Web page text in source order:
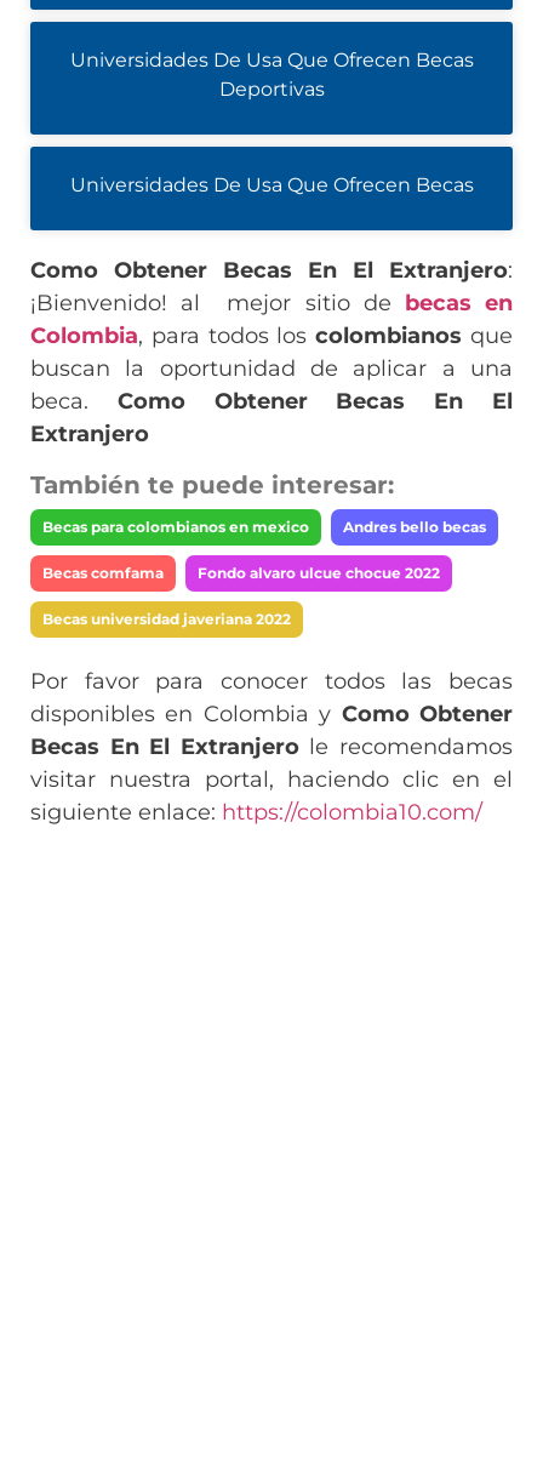
Universidades De Usa Que Ofrecen Becas
Deportivas
Universidades De Usa Que Ofrecen Becas
Como Obtener Becas En El Extranjero:
¡Bienvenido! al mejor sitio de becas en
Colombia, para todos loscolombianos que
buscan la oportunidad de aplicar a una
beca. Como Obtener Becas En El
Extranjero
También te puede interesar:
Becas para colombianos en mexico Andres bello becas
Becas comfama Fondo alvaro ulcue chocue 2022
Becas universidad javeriana 2022
Por favor para conocer todos las becas
disponibles en Colombia y Como Obtener
Becas En El Extranjerole recomendamos
visitar nuestra portal, haciendo clic en el
siguiente enlace: https://colombia10.com/